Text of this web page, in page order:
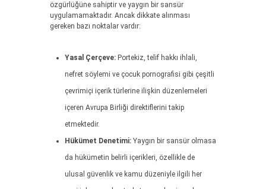
özgürlüğüne sahiptir ve yaygın bir sansür
uygulamamaktadır. Ancak dikkate alınması
gereken bazı noktalar vardır:
Yasal Çerçeve: Portekiz, telif hakkı ihlali,
nefret söylemi ve çocuk pornografisi gibi çeşitli
çevrimiçi içerik türlerine ilişkin düzenlemeleri
içeren Avrupa Birliği direktiflerini takip
etmektedir.
Hükümet Denetimi: Yaygın bir sansür olmasa
da hükümetin belirli içerikleri, özellikle de
ulusal güvenlik ve kamu düzeniyle ilgili her